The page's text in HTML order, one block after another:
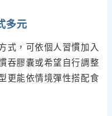
多元
式，可依個人習慣加入
吞膠囊或希望自行調整
更能依情境彈性搭配食